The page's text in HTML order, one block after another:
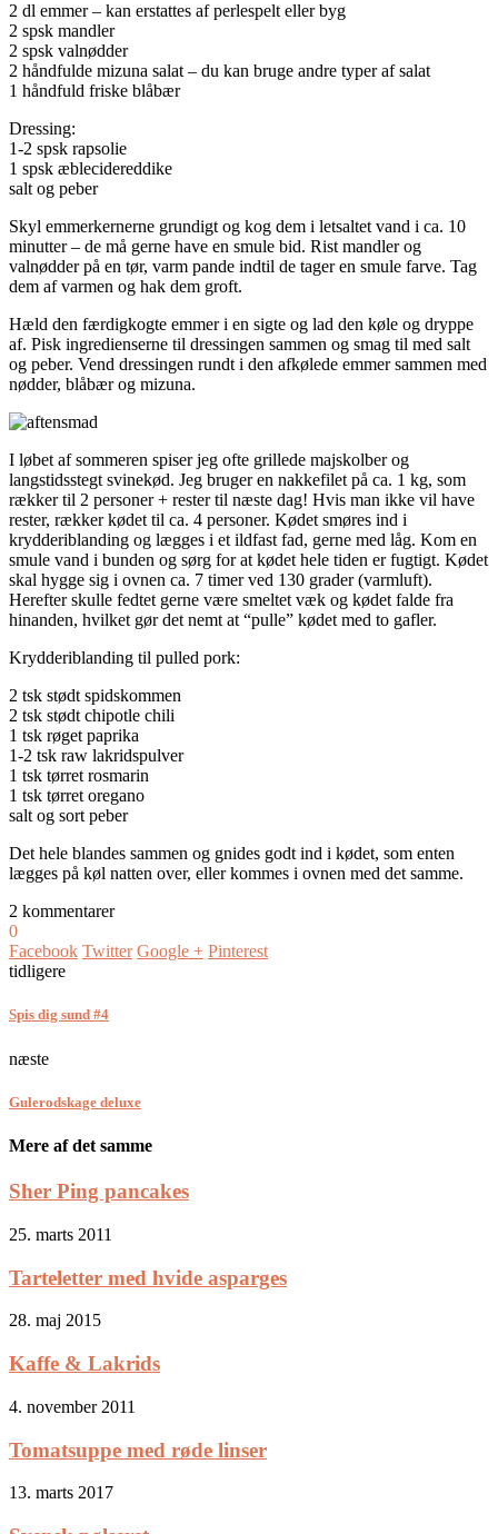
2 dl emmer – kan erstattes af perlespelt eller byg
2 spsk mandler
2 spsk valnødder
2 håndfulde mizuna salat – du kan bruge andre typer af salat
1 håndfuld friske blåbær
Dressing:
1-2 spsk rapsolie
1 spsk æblecidereddike
salt og peber
Skyl emmerkernerne grundigt og kog dem i letsaltet vand i ca. 10
minutter – de må gerne have en smule bid. Rist mandler og
valnødder på en tør, varm pande indtil de tager en smule farve. Tag
dem af varmen og hak dem groft.
Hæld den færdigkogte emmer i en sigte og lad den køle og dryppe
af. Pisk ingredienserne til dressingen sammen og smag til med salt
og peber. Vend dressingen rundt i den afkølede emmer sammen med
nødder, blåbær og mizuna.
I løbet af sommeren spiser jeg ofte grillede majskolber og
langstidsstegt svinekød. Jeg bruger en nakkefilet på ca. 1 kg, som
rækker til 2 personer + rester til næste dag! Hvis man ikke vil have
rester, rækker kødet til ca. 4 personer. Kødet smøres ind i
krydderiblanding og lægges i et ildfast fad, gerne med låg. Kom en
smule vand i bunden og sørg for at kødet hele tiden er fugtigt. Kødet
skal hygge sig i ovnen ca. 7 timer ved 130 grader (varmluft).
Herefter skulle fedtet gerne være smeltet væk og kødet falde fra
hinanden, hvilket gør det nemt at “pulle” kødet med to gafler.
Krydderiblanding til pulled pork:
2 tsk stødt spidskommen
2 tsk stødt chipotle chili
1 tsk røget paprika
1-2 tsk raw lakridspulver
1 tsk tørret rosmarin
1 tsk tørret oregano
salt og sort peber
Det hele blandes sammen og gnides godt ind i kødet, som enten
lægges på køl natten over, eller kommes i ovnen med det samme.
2 kommentarer
0
Facebook Twitter Google + Pinterest
tidligere
Spis dig sund #4
næste
Gulerodskage deluxe
Mere af det samme
Sher Ping pancakes
25. marts 2011
Tarteletter med hvide asparges
28. maj 2015
Kaffe & Lakrids
4. november 2011
Tomatsuppe med røde linser
13. marts 2017